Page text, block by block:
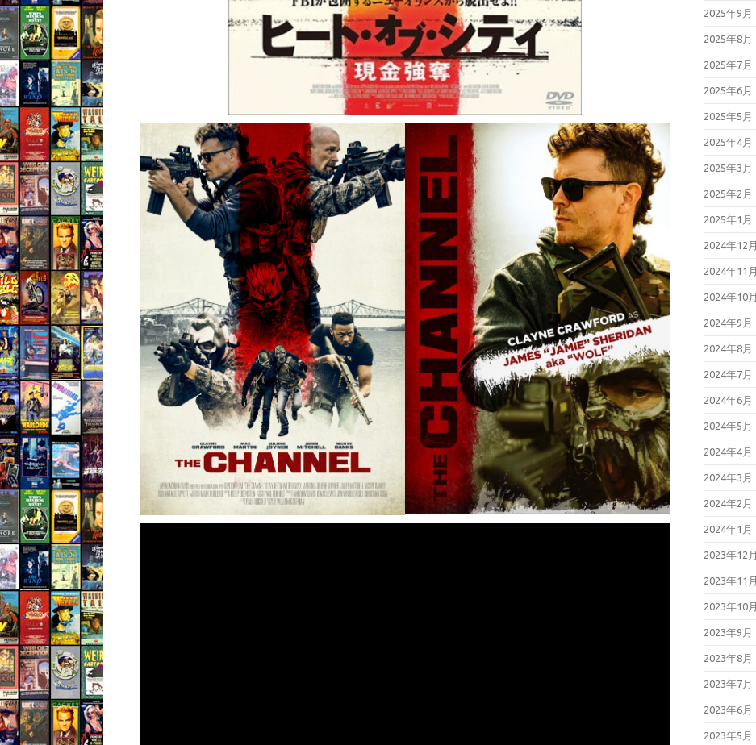
2025年9月
2025年8月
2025年7月
2025年6月
2025年5月
2025年4月
2025年3月
2025年2月
2025年1月
2024年12月
2024年11月
2024年10月
2024年9月
2024年8月
2024年7月
2024年6月
2024年5月
2024年4月
2024年3月
2024年2月
2024年1月
2023年12月
2023年11月
2023年10月
2023年9月
2023年8月
2023年7月
2023年6月
2023年5月